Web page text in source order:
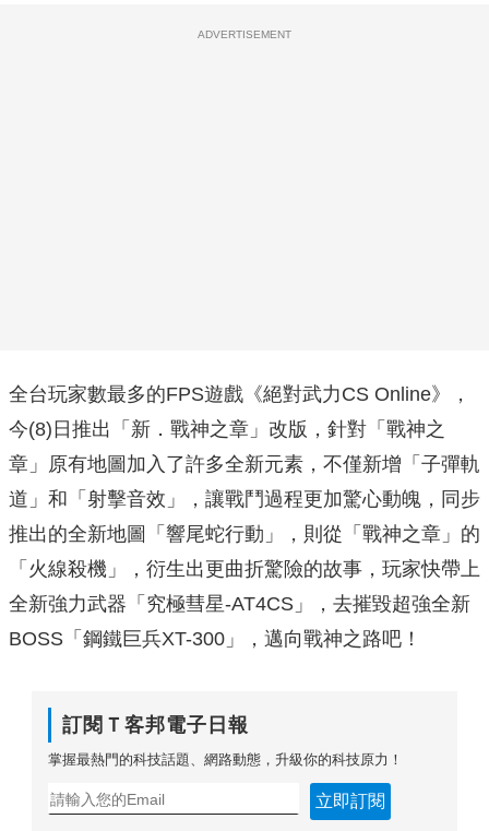
ADVERTISEMENT
全台玩家數最多的FPS遊戲《絕對武力CS Online》，
今(8)日推出「新．戰神之章」改版，針對「戰神之
章」原有地圖加入了許多全新元素，不僅新增「子彈軌
道」和「射擊音效」，讓戰鬥過程更加驚心動魄，同步
推出的全新地圖「響尾蛇行動」，則從「戰神之章」的
「火線殺機」，衍生出更曲折驚險的故事，玩家快帶上
全新強力武器「究極彗星-AT4CS」，去摧毀超強全新
BOSS「鋼鐵巨兵XT-300」，邁向戰神之路吧！
訂閱Ｔ客邦電子日報
掌握最熱門的科技話題、網路動態，升級你的科技原力！
立即訂閱